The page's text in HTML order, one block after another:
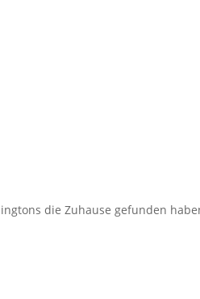
die Zuhause gefunden